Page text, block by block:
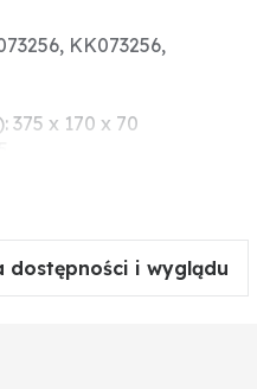
KK073256,
375 x 170 x 70
i listwy
Do wyrównania
dostępności i wyglądu